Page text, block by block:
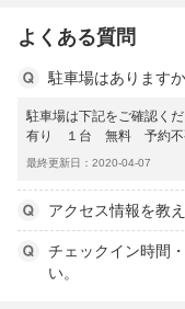
よくある質問
駐車場はあります
駐車場は下記をご確認くだ
有り １台 無料 予約不
最終更新日：2020-04-07
アクセス情報を教
チェックイン時間
い。